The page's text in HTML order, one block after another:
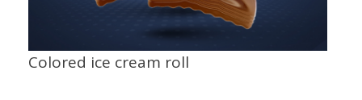
Colored ice cream roll